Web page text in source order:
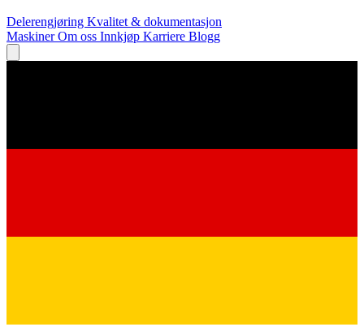
Delerengjøring Kvalitet & dokumentasjon
MaskinerOm oss Innkjøp Karriere Blogg